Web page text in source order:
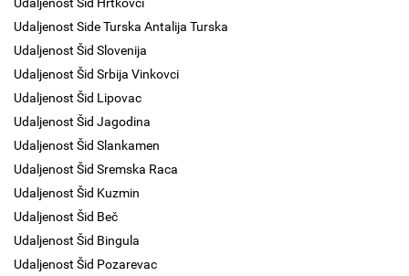
Udaljenost Side Turska Antalija Turska
Udaljenost Šid Slovenija
Udaljenost Šid Srbija Vinkovci
Udaljenost Šid Lipovac
Udaljenost Šid Jagodina
Udaljenost Šid Slankamen
Udaljenost Šid Sremska Raca
Udaljenost Šid Kuzmin
Udaljenost Šid Beč
Udaljenost Šid Bingula
Udaljenost Šid Pozarevac